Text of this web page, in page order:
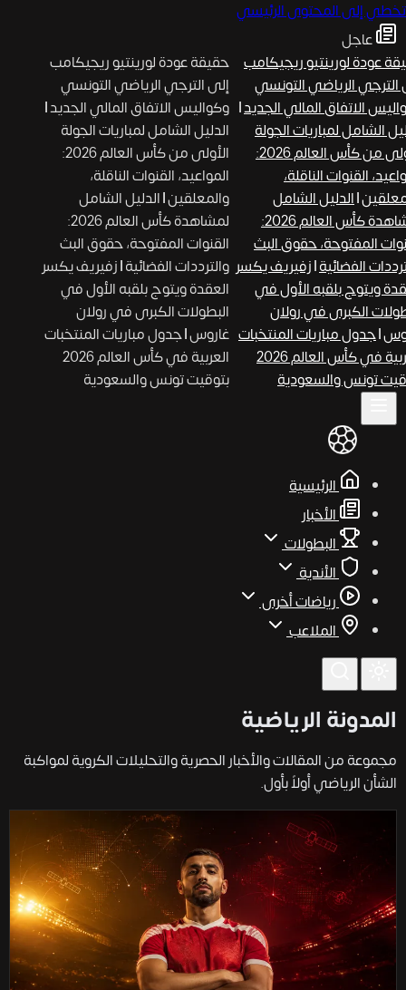
تخطي إلى المحتوى الرئيسي
عاجل
عودة لورينتيو ريجيكامب
الرياضي التونسي
الاتفاق المالي الجديد|
الشامل لمباريات الجولة
الأولى من كأس العالم 2026:
القنوات الناقلة،
|الدليل الشامل
لمشاهدة كأس العالم 2026:
المفتوحة، حقوق البث
الفضائية|زفيريف يكسر
ويتوج بلقبه الأول في
الكبرى في رولان
|جدول مباريات المنتخبات
العربية في كأس العالم 2026
تونس والسعودية
حقيقة عودة لورينتيو ريجيكامب
إلى الترجي الرياضي التونسي
وكواليس الاتفاق المالي الجديد|
الدليل الشامل لمباريات الجولة
الأولى من كأس العالم 2026:
المواعيد، القنوات الناقلة،
والمعلقين|الدليل الشامل
لمشاهدة كأس العالم 2026:
القنوات المفتوحة، حقوق البث
والترددات الفضائية|زفيريف يكسر
العقدة ويتوج بلقبه الأول في
البطولات الكبرى في رولان
غاروس|جدول مباريات المنتخبات
العربية في كأس العالم 2026
بتوقيت تونس والسعودية
الرئيسية
الأخبار
البطولات
الأندية
رياضات أخرى
الملاعب
المدونة الرياضية
مجموعة من المقالات والأخبار الحصرية والتحليلات الكروية لمواكبة
الشأن الرياضي أولاً بأول.